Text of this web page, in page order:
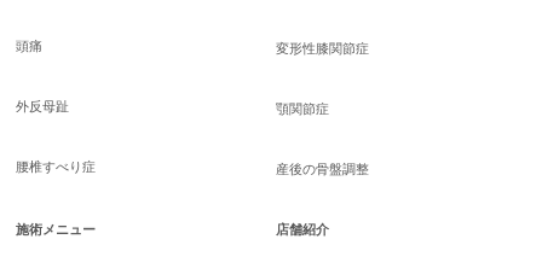
頭痛
外反母趾
腰椎すべり症
変形性膝関節症
顎関節症
産後の骨盤調整
施術メニュー 店舗紹介